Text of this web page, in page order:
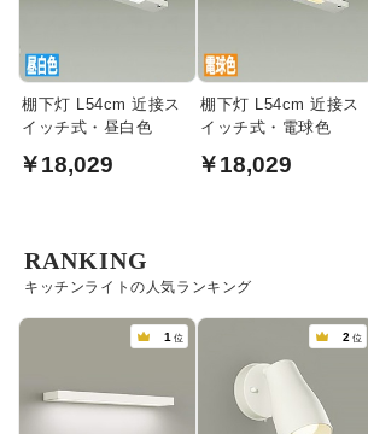
棚下灯 L54cm 近接ス
イッチ式・昼白色
￥18,029
棚下灯 L54cm 近接ス
イッチ式・電球色
￥18,029
キッチンライトの人気ランキング
RANKING
1 位 2 位